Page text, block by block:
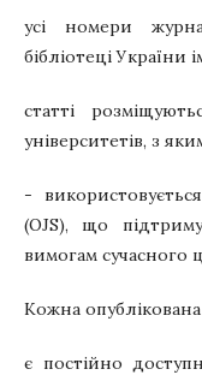
усі номери
бібліотеці України
статті
університетів, з
-
(OJS), що
вимогам сучасного
Кожна опублікована
є постійно